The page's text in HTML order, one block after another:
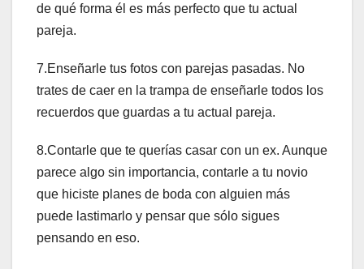
de qué forma él es más perfecto que tu actual
pareja.
7.Enseñarle tus fotos con parejas pasadas. No
trates de caer en la trampa de enseñarle todos los
recuerdos que guardas a tu actual pareja.
8.Contarle que te querías casar con un ex. Aunque
parece algo sin importancia, contarle a tu novio
que hiciste planes de boda con alguien más
puede lastimarlo y pensar que sólo sigues
pensando en eso.